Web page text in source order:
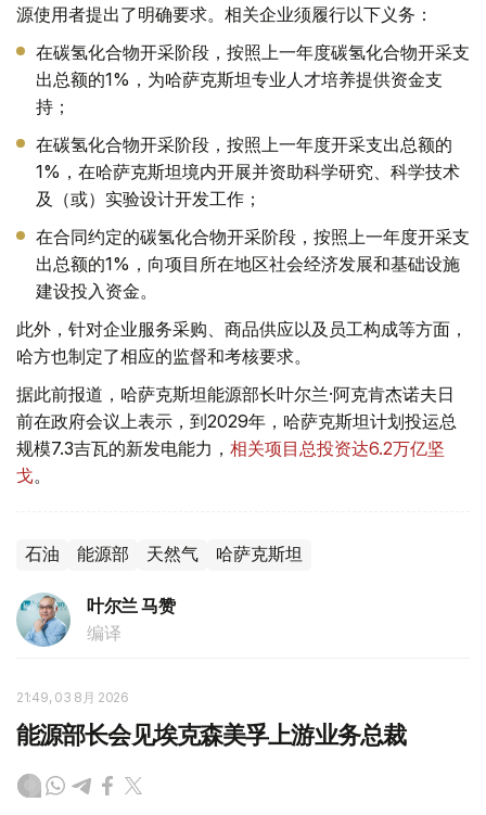
源使用者提出了明确要求。相关企业须履行以下义务：
在碳氢化合物开采阶段，按照上一年度碳氢化合物开采支
出总额的1%，为哈萨克斯坦专业人才培养提供资金支
持；
在碳氢化合物开采阶段，按照上一年度开采支出总额的
1%，在哈萨克斯坦境内开展并资助科学研究、科学技术
及（或）实验设计开发工作；
在合同约定的碳氢化合物开采阶段，按照上一年度开采支
出总额的1%，向项目所在地区社会经济发展和基础设施
建设投入资金。
此外，针对企业服务采购、商品供应以及员工构成等方面，
哈方也制定了相应的监督和考核要求。
据此前报道，哈萨克斯坦能源部长叶尔兰·阿克肯杰诺夫日
前在政府会议上表示，到2029年，哈萨克斯坦计划投运总
规模7.3吉瓦的新发电能力， 相关项目总投资达6.2万亿坚
戈。
石油 能源部 天然气 哈萨克斯坦
叶尔兰 马赞
编译
21:49, 03 8月 2026
能源部长会见埃克森美孚上游业务总裁